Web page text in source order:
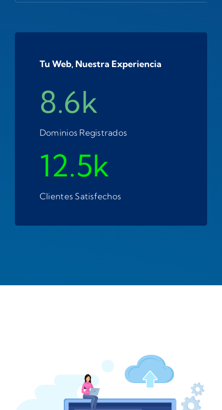
Tu Web, Nuestra Experiencia
8.6k
Dominios Registrados
12.5k
Clientes Satisfechos